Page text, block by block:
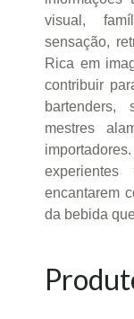
visual,
sensação,
Rica em
contribuir
bartenders,
mestres
encantarem
da bebida